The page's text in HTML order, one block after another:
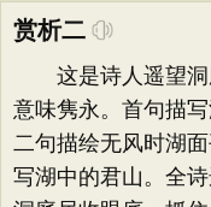
赏析二
这是诗人遥望洞
意味隽永。首句描
二句描绘无风时湖
写湖中的君山。全